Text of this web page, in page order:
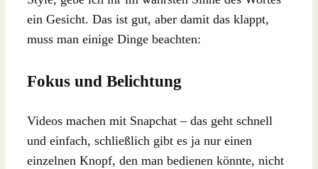
ein Gesicht. Das ist gut, aber damit das klappt,
muss man einige Dinge beachten:
Fokus und Belichtung
Videos machen mit Snapchat – das geht schnell
und einfach, schließlich gibt es ja nur einen
einzelnen Knopf, den man bedienen könnte, nicht